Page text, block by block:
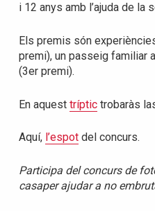
i 12 anys amb l’ajuda de la
Els premis són
premi), un passeig familiar
(3er premi).
En aquest tríptic trobaràs
Aquí, l’espot del concurs.
Participa del concurs de
casaper ajudar a no